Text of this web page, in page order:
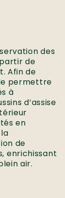
des
de
Afin de
permettre
à
d’assise
en
de
enrichissant
air.